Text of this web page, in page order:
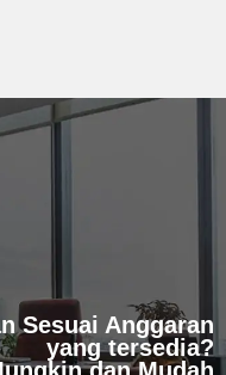
Sesuai Anggaran
yang tersedia?
dan Mudah